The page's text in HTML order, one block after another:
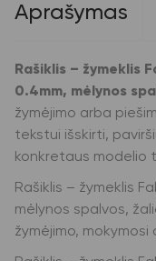
mėlynos
spalvos,
korpusas
Aprašymas
Rašiklis – žymeklis
0.4mm, mėlynos
žymėjimo arba
tekstui išskirti,
konkretaus modelio
Rašiklis – žymeklis
mėlynos spalvos,
žymėjimo,